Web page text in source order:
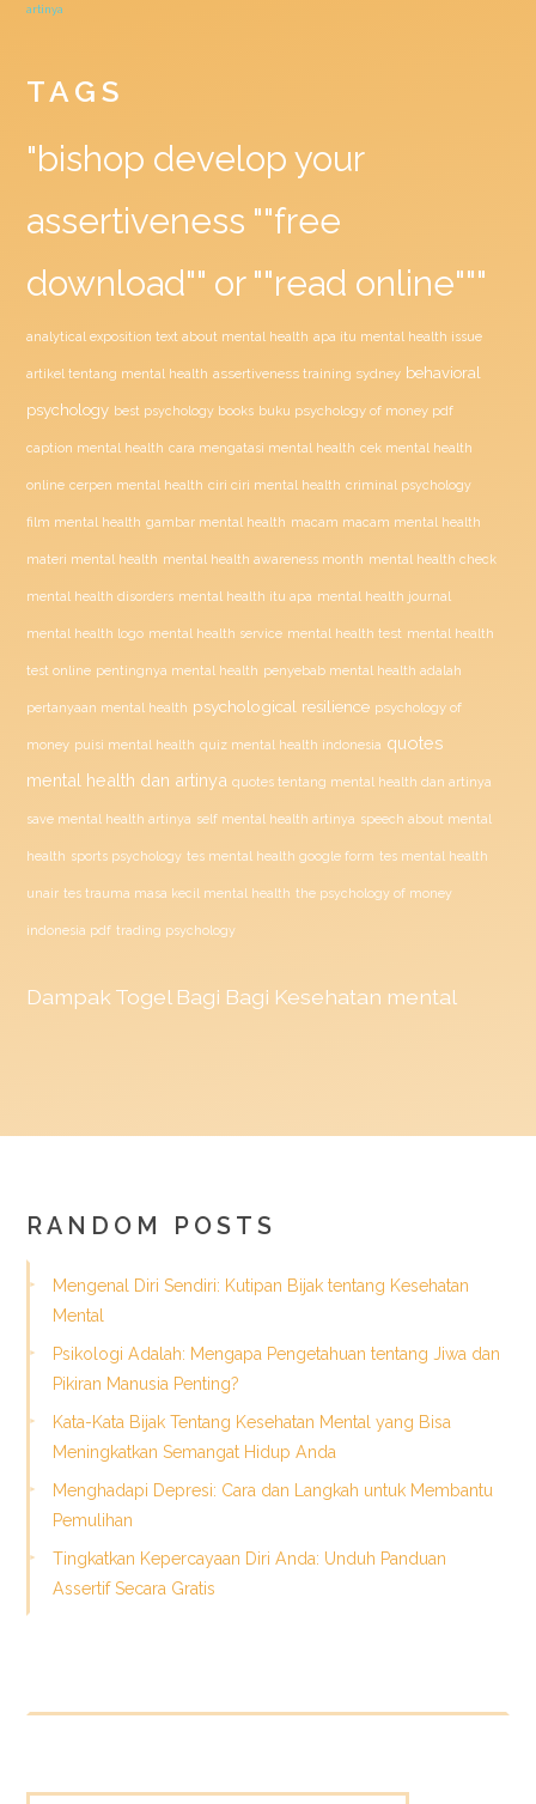
artinya
TAGS
"bishop develop your
assertiveness ""free
download"" or ""read online"""
analytical exposition text about mental health apa itu mental health issue
artikel tentang mental health assertiveness training sydney behavioral
psychology best psychology books buku psychology of money pdf
caption mental health cara mengatasi mental health cek mental health
online cerpen mental health ciri ciri mental health criminal psychology
film mental health gambar mental health macam macam mental health
materi mental health mental health awareness month mental health check
mental health disorders mental health itu apa mental health journal
mental health logo mental health service mental health test mental health
test online pentingnya mental health penyebab mental health adalah
pertanyaan mental health psychological resilience psychology of
money puisi mental health quiz mental health indonesia quotes
mental health dan artinya quotes tentang mental health dan artinya
save mental health artinya self mental health artinya speech about mental
health sports psychology tes mental health google form tes mental health
unair tes trauma masa kecil mental health the psychology of money
indonesia pdf trading psychology
Dampak Togel Bagi Bagi Kesehatan mental
RANDOM POSTS
Mengenal Diri Sendiri: Kutipan Bijak tentang Kesehatan
Mental
Psikologi Adalah: Mengapa Pengetahuan tentang Jiwa dan
Pikiran Manusia Penting?
Kata-Kata Bijak Tentang Kesehatan Mental yang Bisa
Meningkatkan Semangat Hidup Anda
Menghadapi Depresi: Cara dan Langkah untuk Membantu
Pemulihan
Tingkatkan Kepercayaan Diri Anda: Unduh Panduan
Assertif Secara Gratis